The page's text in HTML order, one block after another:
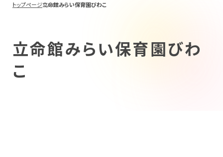
トップページ立命館みらい保育園びわこ
立命館みらい保育園びわ
こ